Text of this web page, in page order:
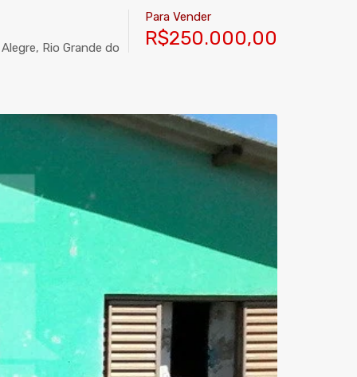
Rio Grande do
Para Vender
R$250.000,00